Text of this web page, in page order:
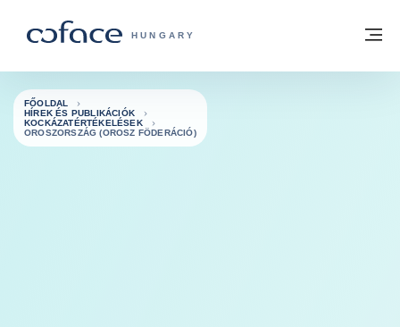
COFACE FOR TRADE - A COFACE
HUNGARY
Vissza a főoldalra
FŐOLDAL
HÍREK ÉS PUBLIKÁCIÓK
KOCKÁZATÉRTÉKELÉSEK
OROSZORSZÁG (OROSZ FÖDERÁCIÓ)